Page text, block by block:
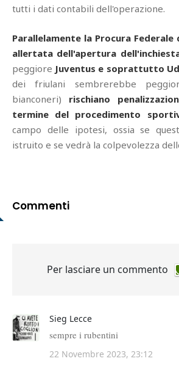
tutti i dati contabili dell'operazione.
Parallelamente la Procura Federale
allertata dell'apertura
peggiore Juventus e soprattutto
dei friulani sembrerebbe
bianconeri) rischiano
termine del procedimento
campo delle ipotesi, ossia se
istruito e se vedrà la colpevolezza
Commenti